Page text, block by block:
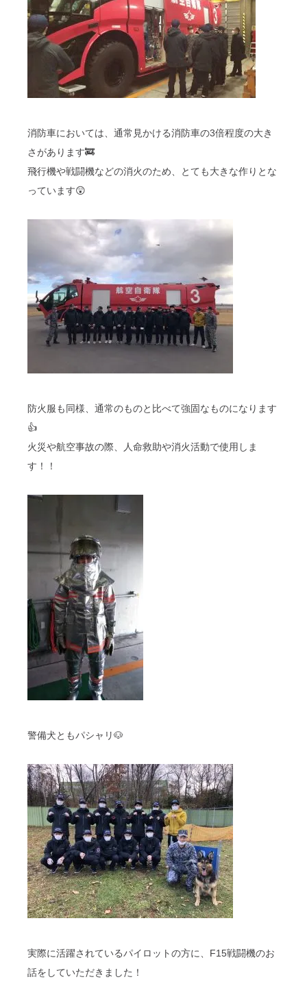
消防車においては、通常見かける消防車の3倍程度の大き
さがあります🚒
飛行機や戦闘機などの消火のため、とても大きな作りとな
っています😲
防火服も同様、通常のものと比べて強固なものになります
👍
火災や航空事故の際、人命救助や消火活動で使用しま
す！！
警備犬ともパシャリ🐶
実際に活躍されているパイロットの方に、F15戦闘機のお
話をしていただきました！